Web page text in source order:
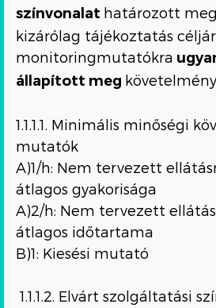
színvonalat határozott meg
kizárólag tájékoztatás
monitoringmutatókra
állapított meg
1.1.1.1. Minimális minőségi
mutatók
A)1/h: Nem tervezett
átlagos gyakorisága
A)2/h: Nem tervezett
átlagos időtartama
B)1: Kiesési mutató
1.1.1.2. Elvárt szolgáltatási